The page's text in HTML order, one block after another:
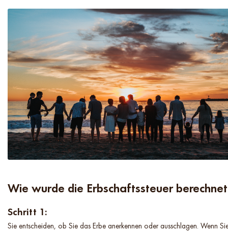
Wie wurde die Erbschaftssteuer
Schritt 1:
Sie entscheiden, ob Sie das Erbe anerkennen oder ausschlagen. Wenn